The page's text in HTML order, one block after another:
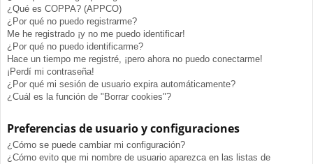
¿Qué es COPPA? (APPCO)
¿Por qué no puedo registrarme?
Me he registrado ¡y no me puedo identificar!
¿Por qué no puedo identificarme?
Hace un tiempo me registré, ¡pero ahora no puedo conectarme!
¡Perdí mi contraseña!
¿Por qué mi sesión de usuario expira automáticamente?
¿Cuál es la función de "Borrar cookies"?
Preferencias de usuario y configuraciones
¿Cómo se puede cambiar mi configuración?
¿Cómo evito que mi nombre de usuario aparezca en las listas de